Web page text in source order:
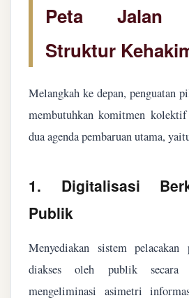
Peta Jalan
Struktur
Melangkah ke depan, penguatan
membutuhkan komitmen
dua agenda pembaruan utama,
1. Digitalisasi
Publik
Menyediakan sistem
diakses oleh publik secara
mengeliminasi asimetri